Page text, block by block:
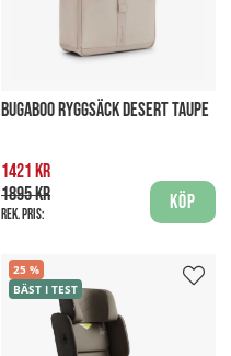
BUGABOO RYGGSÄCK DESERT TAUPE
1421 kr
1895 kr
Rek. pris:
Köp
25
BÄST I TEST